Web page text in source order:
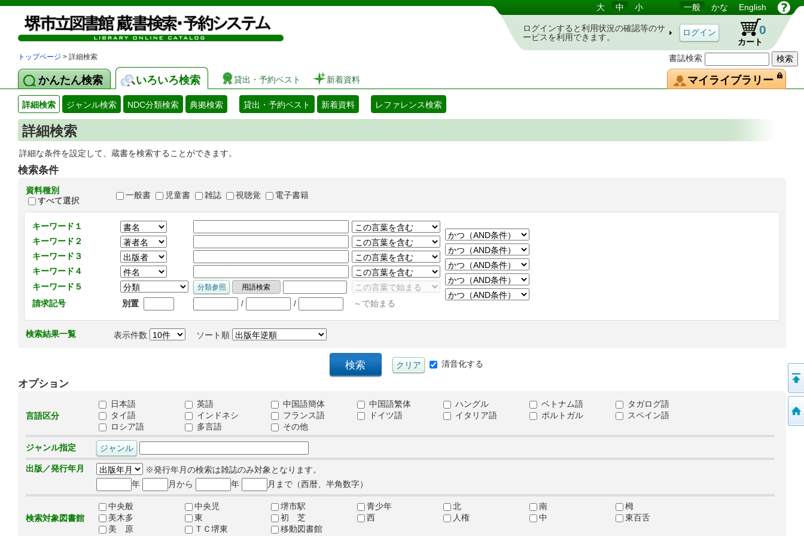
図書館 蔵書検索・予約システム
書誌検索
大 中 小 一般 かな English
ログインすると利用状況の確認等のサ
ービスを利用できます。
カート
0
トップページ > 詳細検索
かんたん検索 いろいろ検索 貸出・予約ベスト 新着資料 マイライブラリー
詳細検索 ジャンル検索 NDC分類検索 典拠検索 貸出・予約ベスト 新着資料 レファレンス検索
詳細検索
詳細な条件を設定して、蔵書を検索することができます。
検索条件
資料種別
すべて選択
一般書 児童書 雑誌 視聴覚 電子書籍
キーワード１
キーワード２
キーワード３
キーワード４
キーワード５
請求記号
別置 / / ～で始まる
検索結果一覧 表示件数 ソート順
清音化する
オプション
言語区分
日本語 英語 中国語簡体 中国語繁体 ハングル ベトナム語
タガログ語
タイ語
インドネシ フランス語 ドイツ語 イタリア語 ポルトガル
スペイン語
ロシア語
多言語 その他
ジャンル指定
出版／発行年月
※発行年月の検索は雑誌のみ対象となります。
年
月から 年 月まで（西暦、半角数字）
検索対象図書館
中央般 中央児 堺市駅 青少年 北 南
栂
美木多
東 初 芝 西 人権 中
東百舌
美 原
ＴＣ堺東 移動図書館